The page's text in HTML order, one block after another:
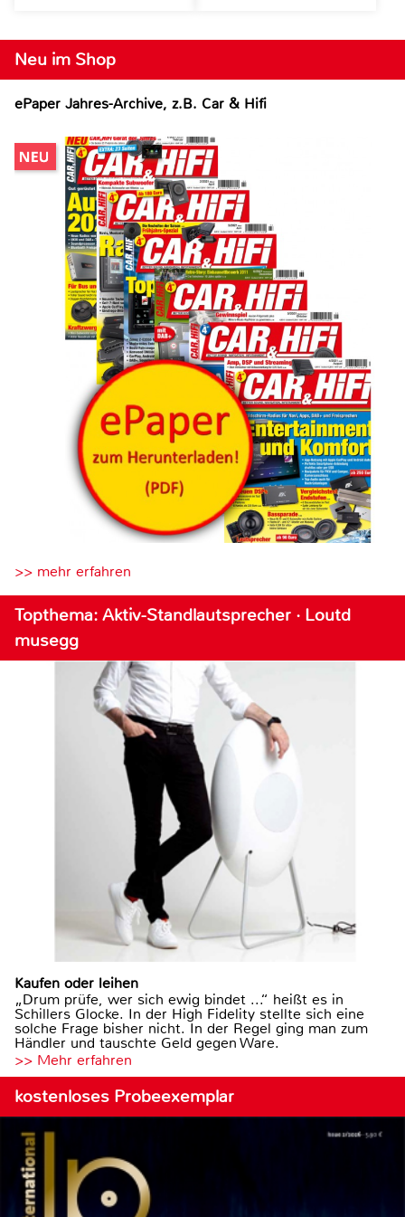
Neu im Shop
ePaper Jahres-Archive, z.B. Car & Hifi
>> mehr erfahren
Topthema: Aktiv-Standlautsprecher · Loutd
musegg
Kaufen oder leihen
„Drum prüfe, wer sich ewig bindet ...“ heißt es in
Schillers Glocke. In der High Fidelity stellte sich eine
solche Frage bisher nicht. In der Regel ging man zum
Händler und tauschte Geld gegen Ware.
>> Mehr erfahren
kostenloses Probeexemplar